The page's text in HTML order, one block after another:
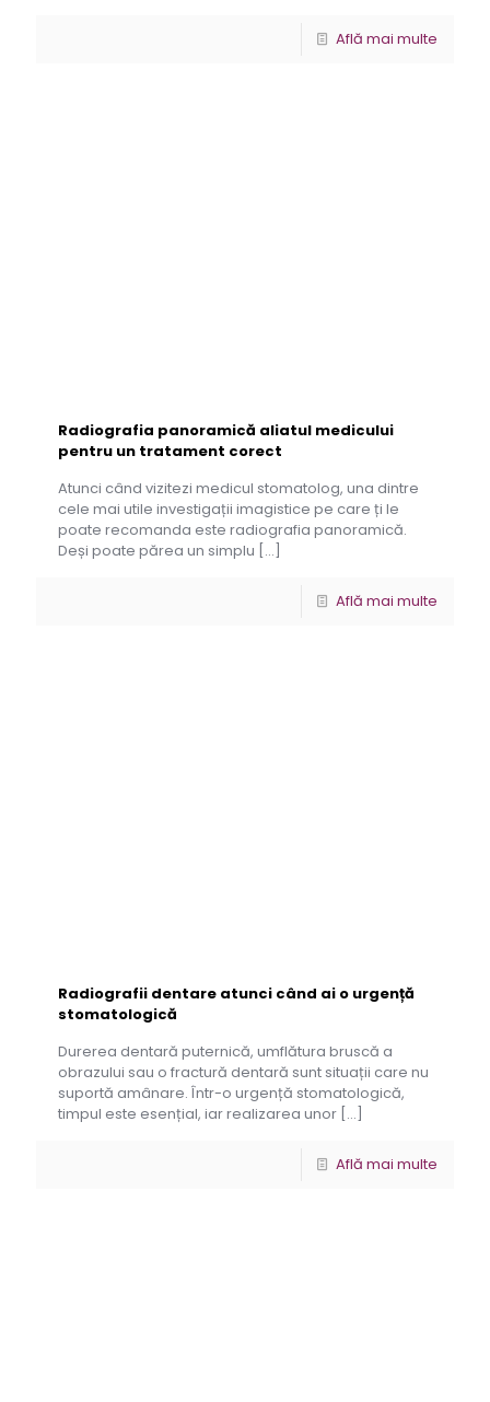
Află mai multe
Radiografia panoramică aliatul medicului
pentru un tratament corect
Atunci când vizitezi medicul stomatolog, una dintre
cele mai utile investigații imagistice pe care ți le
poate recomanda este radiografia panoramică.
Deși poate părea un simplu […]
Află mai multe
Radiografii dentare atunci când ai o urgență
stomatologică
Durerea dentară puternică, umflătura bruscă a
obrazului sau o fractură dentară sunt situații care nu
suportă amânare. Într-o urgență stomatologică,
timpul este esențial, iar realizarea unor […]
Află mai multe